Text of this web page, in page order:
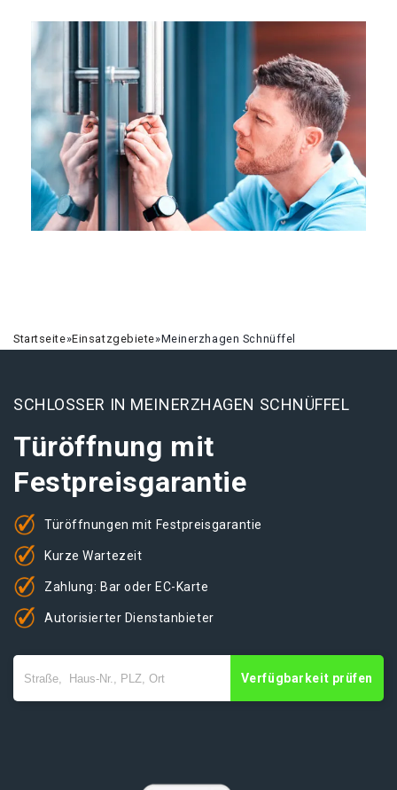
Startseite»Einsatzgebiete»Meinerzhagen Schnüffel
SCHLOSSER IN MEINERZHAGEN SCHNÜFFEL
Türöffnung mit
Festpreisgarantie
Türöffnungen mit Festpreisgarantie
Kurze Wartezeit
Zahlung: Bar oder EC-Karte
Autorisierter Dienstanbieter
Verfügbarkeit prüfen